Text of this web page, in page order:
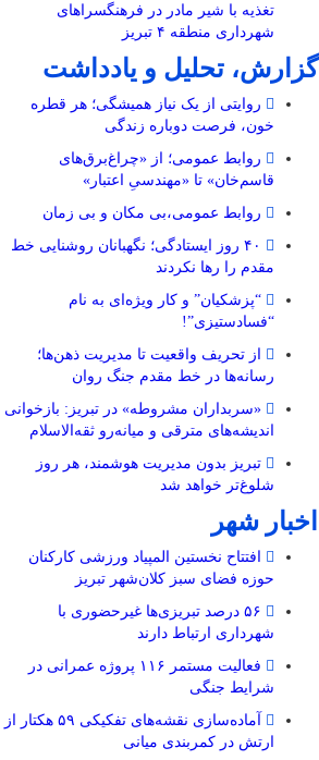
تغذیه با شیر مادر در فرهنگسراهای
شهرداری منطقه ۴ تبریز
گزارش، تحلیل و یادداشت
روایتی از یک نیاز همیشگی؛ هر قطره
خون، فرصت دوباره زندگی
روابط عمومی؛ از «چراغ‌برق‌های
قاسم‌خان» تا «مهندسیِ اعتبار»
روابط عمومی،بی مکان و بی زمان
۴۰ روز ایستادگی؛ نگهبانان روشنایی خط
مقدم را رها نکردند
“پزشکیان” و کار ویژه‌ای به نام
“فسادستیزی”!
از تحریف واقعیت تا مدیریت ذهن‌ها؛
رسانه‌ها در خط مقدم جنگ روان
«سربداران مشروطه» در تبریز: بازخوانی
اندیشه‌های مترقی و میانه‌رو ثقه‌الاسلام
تبریز بدون مدیریت هوشمند، هر روز
شلوغ‌تر خواهد شد
اخبار شهر
افتتاح نخستین المپیاد ورزشی کارکنان
حوزه فضای سبز کلان‌شهر تبریز
۵۶ درصد تبریزی‌ها غیرحضوری با
شهرداری ارتباط دارند
فعالیت مستمر ۱۱۶ پروژه عمرانی در
شرایط جنگی
آماده‌سازی نقشه‌های تفکیکی ۵۹ هکتار از
ارتش در کمربندی میانی